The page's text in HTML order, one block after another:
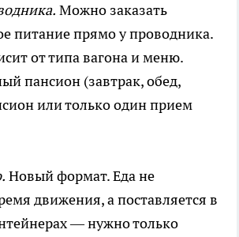
Можно заказать
питание прямо у проводника.
от типа вагона и меню.
пансион (завтрак, обед,
или только один прием
Новый формат. Еда не
движения, а поставляется в
— нужно только